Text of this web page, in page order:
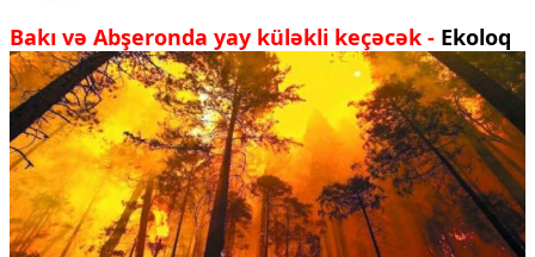
Bakı və Abşeronda yay küləkli keçəcək - Ekoloq